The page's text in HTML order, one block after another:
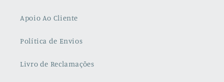
Apoio Ao Cliente
Política de Envios
Livro de Reclamações